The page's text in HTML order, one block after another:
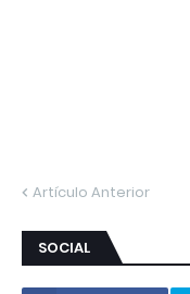
Artículo Anterior
SOCIAL